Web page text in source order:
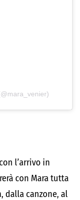
l’arrivo in
con Mara tutta
dalla canzone, al